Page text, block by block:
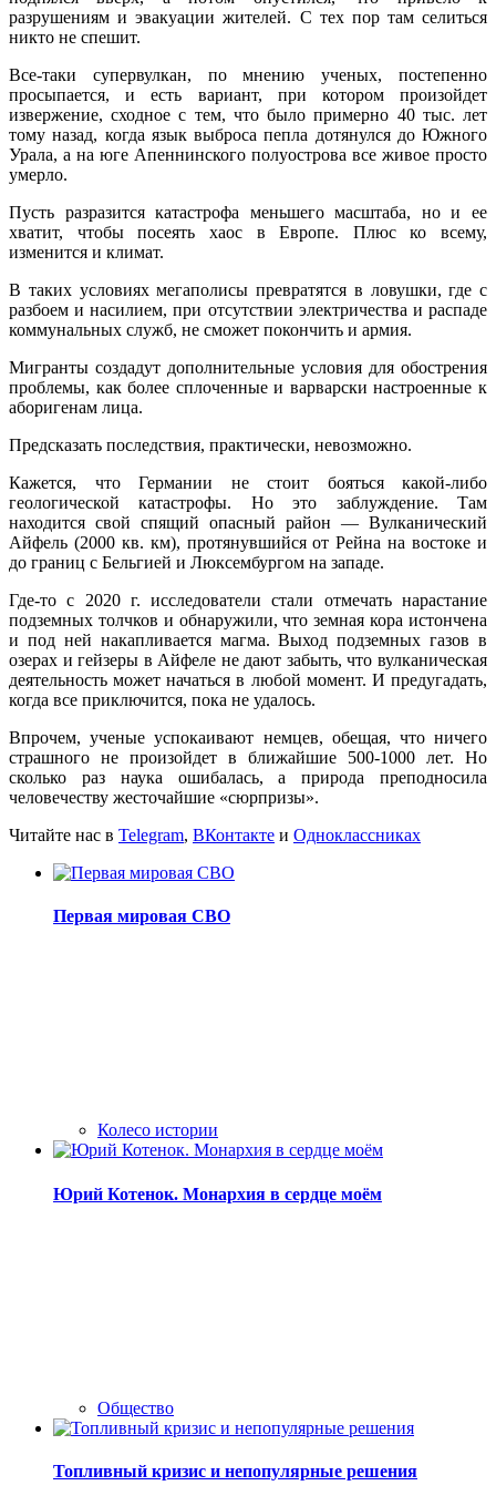
разрушениям и эвакуации жителей. С тех пор там селиться
никто не спешит.
Все-таки супервулкан, по мнению ученых, постепенно
просыпается, и есть вариант, при котором произойдет
извержение, сходное с тем, что было примерно 40 тыс. лет
тому назад, когда язык выброса пепла дотянулся до Южного
Урала, а на юге Апеннинского полуострова все живое просто
умерло.
Пусть разразится катастрофа меньшего масштаба, но и ее
хватит, чтобы посеять хаос в Европе. Плюс ко всему,
изменится и климат.
В таких условиях мегаполисы превратятся в ловушки, где с
разбоем и насилием, при отсутствии электричества и распаде
коммунальных служб, не сможет покончить и армия.
Мигранты создадут дополнительные условия для обострения
проблемы, как более сплоченные и варварски настроенные к
аборигенам лица.
Предсказать последствия, практически, невозможно.
Кажется, что Германии не стоит бояться какой-либо
геологической катастрофы. Но это заблуждение. Там
находится свой спящий опасный район — Вулканический
Айфель (2000 кв. км), протянувшийся от Рейна на востоке и
до границ с Бельгией и Люксембургом на западе.
Где-то с 2020 г. исследователи стали отмечать нарастание
подземных толчков и обнаружили, что земная кора истончена
и под ней накапливается магма. Выход подземных газов в
озерах и гейзеры в Айфеле не дают забыть, что вулканическая
деятельность может начаться в любой момент. И предугадать,
когда все приключится, пока не удалось.
Впрочем, ученые успокаивают немцев, обещая, что ничего
страшного не произойдет в ближайшие 500-1000 лет. Но
сколько раз наука ошибалась, а природа преподносила
человечеству жесточайшие «сюрпризы».
Читайте нас в Telegram, ВКонтакте и Одноклассниках
Первая мировая СВО
Колесо истории
Юрий Котенок. Монархия в сердце моём
Общество
Топливный кризис и непопулярные решения